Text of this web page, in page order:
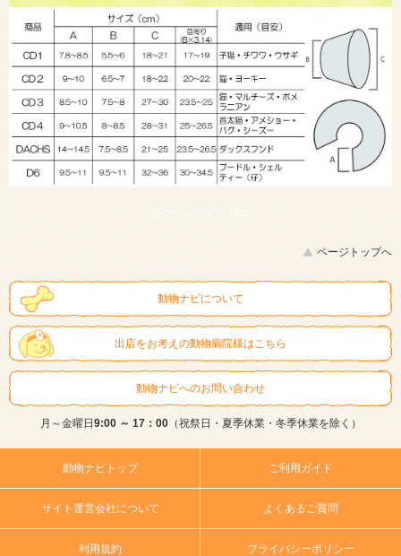
スマートフォン | PC
ページトップへ
動物ナビについて
出店をお考えの動物病院様はこちら
動物ナビへのお問い合わせ
月～金曜日9:00 ～ 17：00（祝祭日・夏季休業・冬季休業を除く）
動物ナビトップ ご利用ガイド
サイト運営会社について よくあるご質問
利用規約 プライバシーポリシー